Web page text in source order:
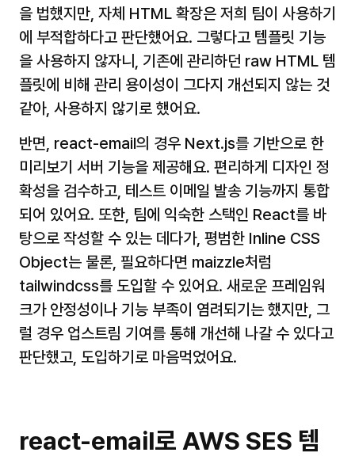
을 법했지만, 자체 HTML 확장은 저희 팀이 사용하기
에 부적합하다고 판단했어요. 그렇다고 템플릿 기능
을 사용하지 않자니, 기존에 관리하던 raw HTML 템
플릿에 비해 관리 용이성이 그다지 개선되지 않는 것
같아, 사용하지 않기로 했어요.
반면, react-email의 경우 Next.js를 기반으로 한
미리보기 서버 기능을 제공해요. 편리하게 디자인 정
확성을 검수하고, 테스트 이메일 발송 기능까지 통합
되어 있어요. 또한, 팀에 익숙한 스택인 React를 바
탕으로 작성할 수 있는 데다가, 평범한 Inline CSS
Object는 물론, 필요하다면 maizzle처럼
tailwindcss를 도입할 수 있어요. 새로운 프레임워
크가 안정성이나 기능 부족이 염려되기는 했지만, 그
럴 경우 업스트림 기여를 통해 개선해 나갈 수 있다고
판단했고, 도입하기로 마음먹었어요.
react-email로 AWS SES 템